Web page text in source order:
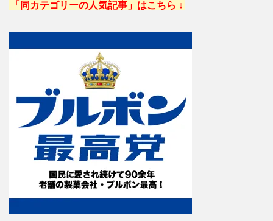
「同カテゴリーの人気記事」はこちら ↓